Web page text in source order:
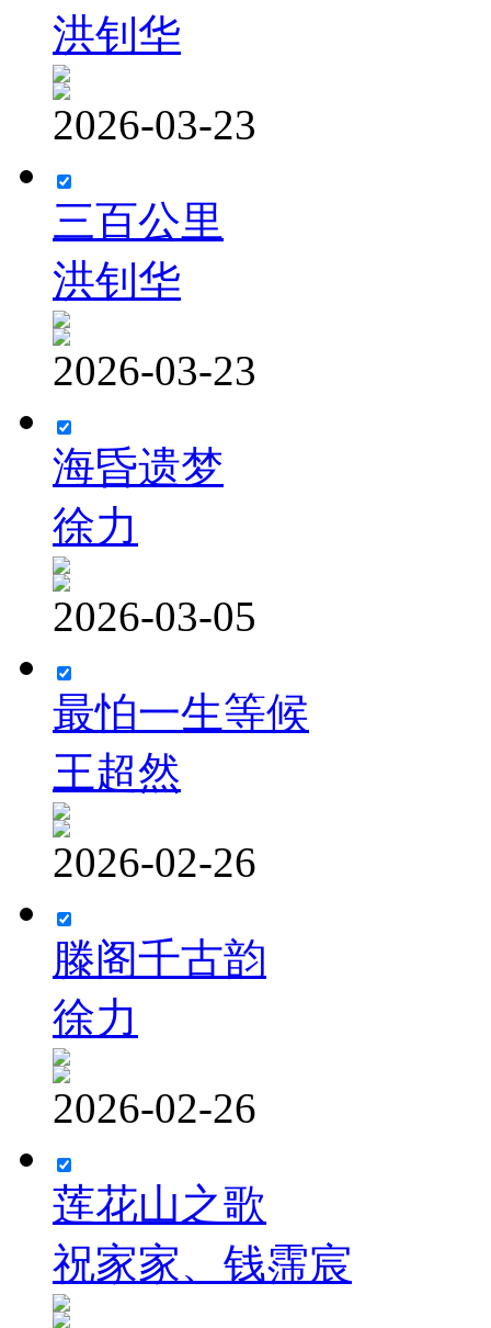
洪钊华
2026-03-23
三百公里
洪钊华
2026-03-23
海昏遗梦
徐力
2026-03-05
最怕一生等候
王超然
2026-02-26
滕阁千古韵
徐力
2026-02-26
莲花山之歌
祝家家、钱霈宸